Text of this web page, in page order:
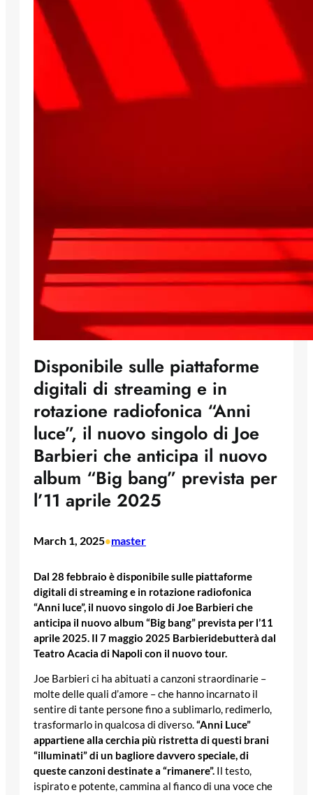
Disponibile sulle piattaforme
digitali di streaming e in
rotazione radiofonica “Anni
luce”, il nuovo singolo di Joe
Barbieri che anticipa il nuovo
album “Big bang” prevista per
l’11 aprile 2025
March 1, 2025•master
Dal 28 febbraio è disponibile sulle piattaforme
digitali di streaming e in rotazione radiofonica
“Anni luce”, il nuovo singolo di Joe Barbieriche
anticipa il nuovo album “Big bang” prevista per l’11
aprile 2025. Il 7 maggio 2025 Barbieridebutterà dal
Teatro Acacia di Napoli con il nuovo tour.
Joe Barbieri ci ha abituati a canzoni straordinarie –
molte delle quali d’amore – che hanno incarnato il
sentire di tante persone fino a sublimarlo, redimerlo,
trasformarlo in qualcosa di diverso.“Anni Luce”
appartiene alla cerchia più ristretta di questi brani
“illuminati” di un bagliore davvero speciale, di
queste canzoni destinate a “rimanere”. Il testo,
ispirato e potente, cammina al fianco di una voce che